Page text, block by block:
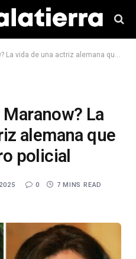
una actriz alemana que definió el género policial
La
alemana que
policial
0 7 MINS READ